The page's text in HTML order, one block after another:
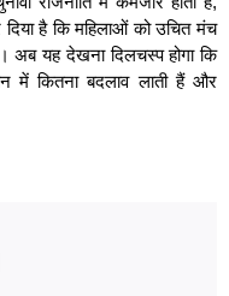
दिया है कि महिलाओं को उचित मंच
अब यह देखना दिलचस्प होगा कि
में कितना बदलाव लाती हैं और